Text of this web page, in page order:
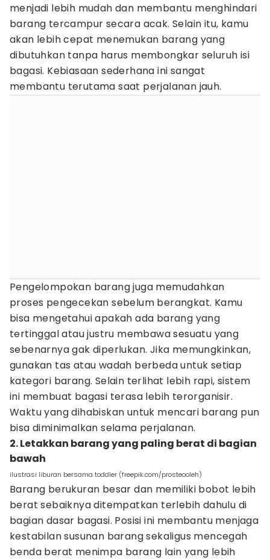
menjadi lebih mudah dan membantu menghindari
barang tercampur secara acak. Selain itu, kamu
akan lebih cepat menemukan barang yang
dibutuhkan tanpa harus membongkar seluruh isi
bagasi. Kebiasaan sederhana ini sangat
membantu terutama saat perjalanan jauh.
Pengelompokan barang juga memudahkan
proses pengecekan sebelum berangkat. Kamu
bisa mengetahui apakah ada barang yang
tertinggal atau justru membawa sesuatu yang
sebenarnya gak diperlukan. Jika memungkinkan,
gunakan tas atau wadah berbeda untuk setiap
kategori barang. Selain terlihat lebih rapi, sistem
ini membuat bagasi terasa lebih terorganisir.
Waktu yang dihabiskan untuk mencari barang pun
bisa diminimalkan selama perjalanan.
2. Letakkan barang yang paling berat di bagian
bawah
ilustrasi liburan bersama toddler (freepik.com/prosteooleh)
Barang berukuran besar dan memiliki bobot lebih
berat sebaiknya ditempatkan terlebih dahulu di
bagian dasar bagasi. Posisi ini membantu menjaga
kestabilan susunan barang sekaligus mencegah
benda berat menimpa barang lain yang lebih